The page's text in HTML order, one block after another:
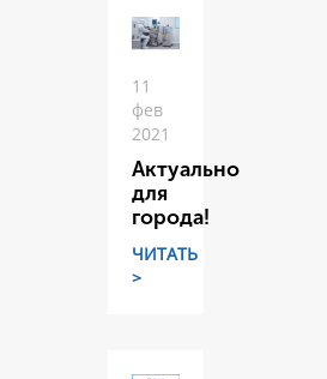
11
фев
2021
Актуально
для
города!
ЧИТАТЬ
>